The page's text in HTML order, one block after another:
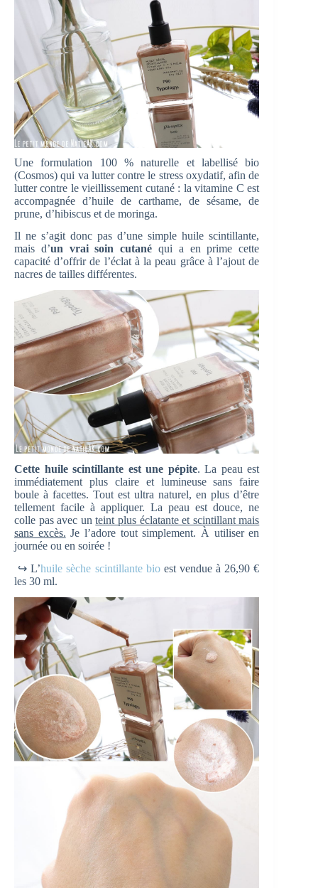
Une formulation 100 % naturelle et labellisé bio
(Cosmos) qui va lutter contre le stress oxydatif, afin de
lutter contre le vieillissement cutané : la vitamine C est
accompagnée d’huile de carthame, de sésame, de
prune, d’hibiscus et de moringa.
Il ne s’agit donc pas d’une simple huile scintillante,
mais d’un vrai soin cutané qui a en prime cette
capacité d’offrir de l’éclat à la peau grâce à l’ajout de
nacres de tailles différentes.
Cette huile scintillante est une pépite. La peau est
immédiatement plus claire et lumineuse sans faire
boule à facettes. Tout est ultra naturel, en plus d’être
tellement facile à appliquer. La peau est douce, ne
colle pas avec unteint plus éclatante et scintillant mais
sans excès. Je l’adore tout simplement. À utiliser en
journée ou en soirée !
↪ L’huile sèche scintillante bioest vendue à 26,90 €
les 30 ml.